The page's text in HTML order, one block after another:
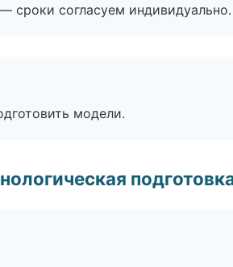
сроки согласуем индивидуально.
модели.